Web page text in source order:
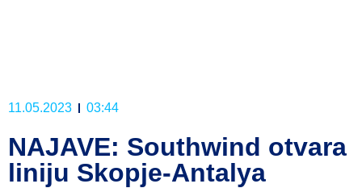
11.05.2023 03:44
NAJAVE: Southwind otvara
liniju Skopje-Antalya